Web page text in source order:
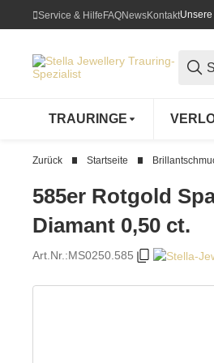
Service & HilfeFAQNewsKontakt
TRAURINGE
Zurück Startseite
585er Rotgold
Diamant 0,50 ct.
Art.Nr.:MS0250.585